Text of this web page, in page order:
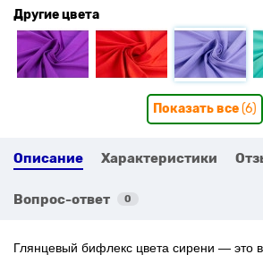
Другие цвета
Показать все(6)
Описание Характеристики
Вопрос-ответ 0
Глянцевый бифлекс цвета сирени — это